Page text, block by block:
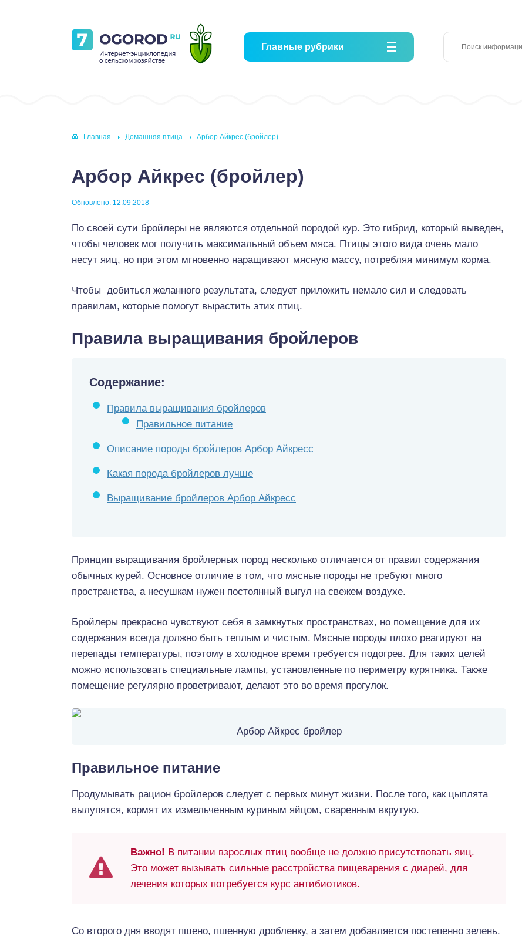
Главные рубрики
Главная Домашняя птица Арбор Айкрес (бройлер)
Арбор Айкрес (бройлер)
Обновлено: 12.09.2018
По своей сути бройлеры не являются отдельной породой кур. Это гибрид, который выведен,
чтобы человек мог получить максимальный объем мяса. Птицы этого вида очень мало
несут яиц, но при этом мгновенно наращивают мясную массу, потребляя минимум корма.
Чтобы добиться желанного результата, следует приложить немало сил и следовать
правилам, которые помогут вырастить этих птиц.
Правила выращивания бройлеров
Содержание:
Правила выращивания бройлеров
Правильное питание
Описание породы бройлеров Арбор Айкресс
Какая порода бройлеров лучше
Выращивание бройлеров Арбор Айкресс
Принцип выращивания бройлерных пород несколько отличается от правил содержания
обычных курей. Основное отличие в том, что мясные породы не требуют много
пространства, а несушкам нужен постоянный выгул на свежем воздухе.
Бройлеры прекрасно чувствуют себя в замкнутых пространствах, но помещение для их
содержания всегда должно быть теплым и чистым. Мясные породы плохо реагируют на
перепады температуры, поэтому в холодное время требуется подогрев. Для таких целей
можно использовать специальные лампы, установленные по периметру курятника. Также
помещение регулярно проветривают, делают это во время прогулок.
Арбор Айкрес бройлер
Правильное питание
Продумывать рацион бройлеров следует с первых минут жизни. После того, как цыплята
вылупятся, кормят их измельченным куриным яйцом, сваренным вкрутую.
Важно! В питании взрослых птиц вообще не должно присутствовать яиц.
Это может вызывать сильные расстройства пищеварения с диарей, для
лечения которых потребуется курс антибиотиков.
Со второго дня вводят пшено, пшенную дробленку, а затем добавляется постепенно зелень.